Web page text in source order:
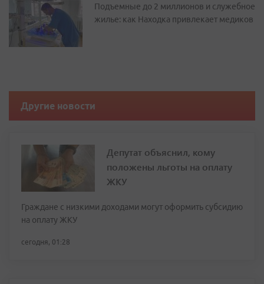
Подъемные до 2 миллионов и служебное
жилье: как Находка привлекает медиков
Другие новости
Депутат объяснил, кому
положены льготы на оплату
ЖКУ
Граждане с низкими доходами могут оформить субсидию
на оплату ЖКУ
сегодня, 01:28